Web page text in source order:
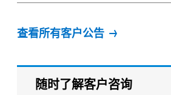
查看所有客户公告
随时了解客户咨询